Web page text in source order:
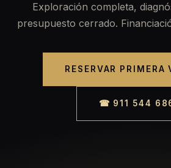
Exploración completa,
presupuesto cerrado.
RESERVAR PRIMERA
☎ 911 544